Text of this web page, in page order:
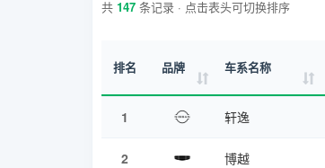
共 147 条记录 · 点击表头可切换排序
排名 品牌 车系名称
1 轩逸
2 博越